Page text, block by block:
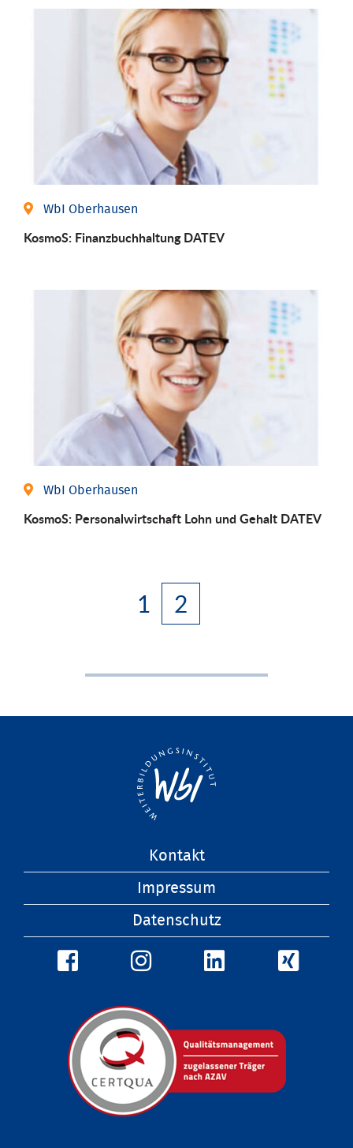
WbI Oberhausen
KosmoS: Finanzbuchhaltung DATEV
WbI Oberhausen
KosmoS: Personalwirtschaft Lohn und Gehalt DATEV
1 2
Kontakt
Impressum
Datenschutz